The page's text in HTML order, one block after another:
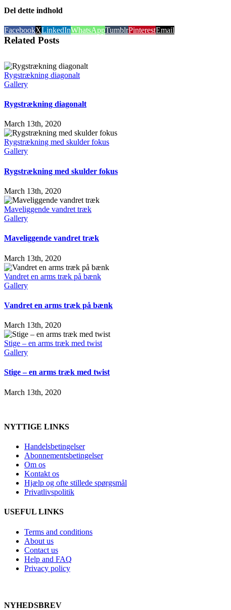
Del dette indhold
FacebookXLinkedInWhatsAppTumblrPinterestEmail
Related Posts
Rygstrækning diagonalt
Gallery
Rygstrækning diagonalt
March 13th, 2020
Rygstrækning med skulder fokus
Gallery
Rygstrækning med skulder fokus
March 13th, 2020
Maveliggende vandret træk
Gallery
Maveliggende vandret træk
March 13th, 2020
Vandret en arms træk på bænk
Gallery
Vandret en arms træk på bænk
March 13th, 2020
Stige – en arms træk med twist
Gallery
Stige – en arms træk med twist
March 13th, 2020
NYTTIGE LINKS
Handelsbetingelser
Abonnementsbetingelser
Om os
Kontakt os
Hjælp og ofte stillede spørgsmål
Privatlivspolitik
USEFUL LINKS
Terms and conditions
About us
Contact us
Help and FAQ
Privacy policy
NYHEDSBREV